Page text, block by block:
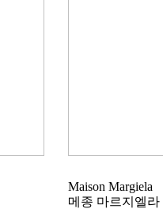
Maison Margiela
메종 마르지엘